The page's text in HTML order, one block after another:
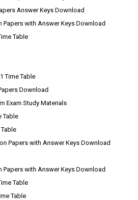
Answer Keys Download
Papers with Answer Keys Download
Table
Time Table
Download
Exam Study Materials
Table
Papers with Answer Keys Download
Papers with Answer Keys Download
Table
Table